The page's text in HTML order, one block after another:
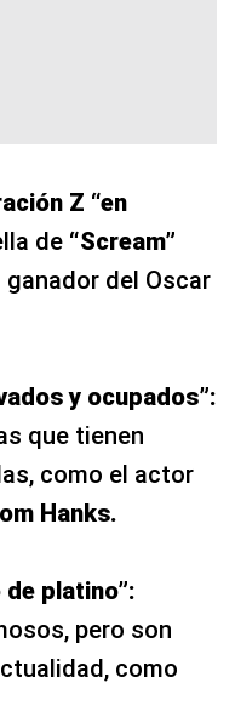
Z “en
de “Scream”
ganador del Oscar
y ocupados”:
que tienen
como el actor
Hanks.
platino”:
pero son
como